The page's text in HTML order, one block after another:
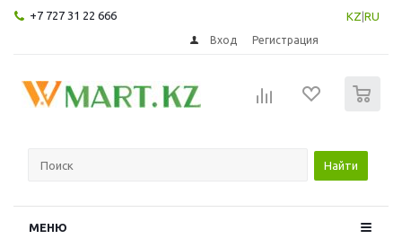
+7 727 31 22 666 KZ RU
Вход Регистрация
Найти
МЕНЮ